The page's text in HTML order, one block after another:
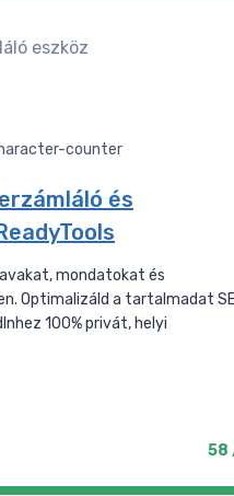
eszköz
counter
és
mondatokat és
Optimalizáld a tartalmadat
100% privát, helyi
58